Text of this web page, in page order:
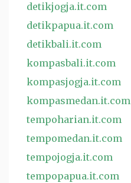
detikjogja.it.com
detikpapua.it.com
detikbali.it.com
kompasbali.it.com
kompasjogja.it.com
kompasmedan.it.com
tempoharian.it.com
tempomedan.it.com
tempojogja.it.com
tempopapua.it.com